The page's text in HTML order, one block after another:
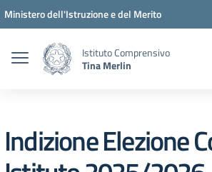
Vai ai contenuti
Vai al menu di navigazione
Vai al footer
Ministero dell'Istruzione e del Merito
Istituto Comprensivo
Tina Merlin
Indizione Elezione